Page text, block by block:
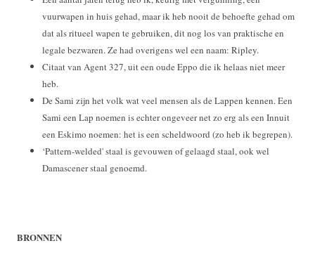
vuurwapen in huis gehad, maar ik heb nooit de behoefte gehad om
dat als ritueel wapen te gebruiken, dit nog los van praktische en
legale bezwaren. Ze had overigens wel een naam: Ripley.
Citaat van Agent 327, uit een oude Eppo die ik helaas niet meer
heb.
De Sami zijn het volk wat veel mensen als de Lappen kennen. Een
Sami een Lap noemen is echter ongeveer net zo erg als een Innuit
een Eskimo noemen: het is een scheldwoord (zo heb ik begrepen).
‘Pattern-welded' staal is gevouwen of gelaagd staal, ook wel
Damascener staal genoemd.
BRONNEN